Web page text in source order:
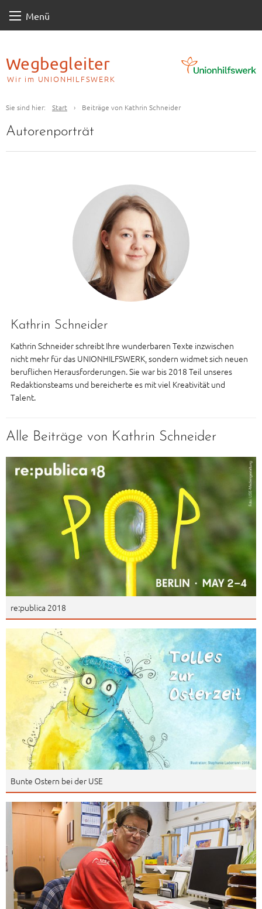
Menü
Wegbegleiter
Wir im UNIONHILFSWERK
Sie sind hier: Start › Beiträge von Kathrin Schneider
Autorenporträt
Kathrin Schneider
Kathrin Schneider schreibt Ihre wunderbaren Texte inzwischen
nicht mehr für das UNIONHILFSWERK, sondern widmet sich neuen
beruflichen Herausforderungen. Sie war bis 2018 Teil unseres
Redaktionsteams und bereicherte es mit viel Kreativität und
Talent.
Alle Beiträge von Kathrin Schneider
re:publica 2018
Bunte Ostern bei der USE